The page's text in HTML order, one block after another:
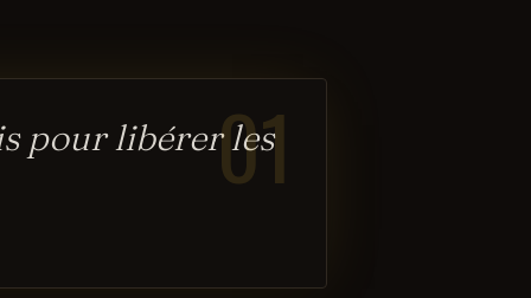
01
pour libérer les